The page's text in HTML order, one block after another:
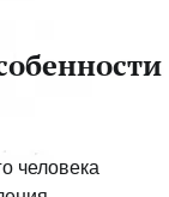
человека